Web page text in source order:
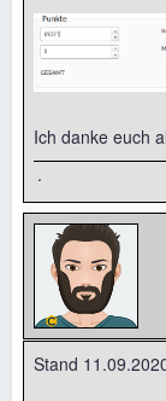
Ich danke euch
.
Stand